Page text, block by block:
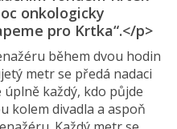
onkologicky
pro Krtka“.</p>
během dvou hodin
metr se předá nadaci
úplně každý, kdo půjde
kolem divadla a aspoň